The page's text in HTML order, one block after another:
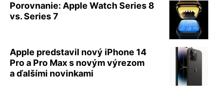
Porovnanie: Apple Watch Series 8
vs. Series 7
Apple predstavil nový iPhone 14
Pro a Pro Max s novým výrezom
a ďalšími novinkami